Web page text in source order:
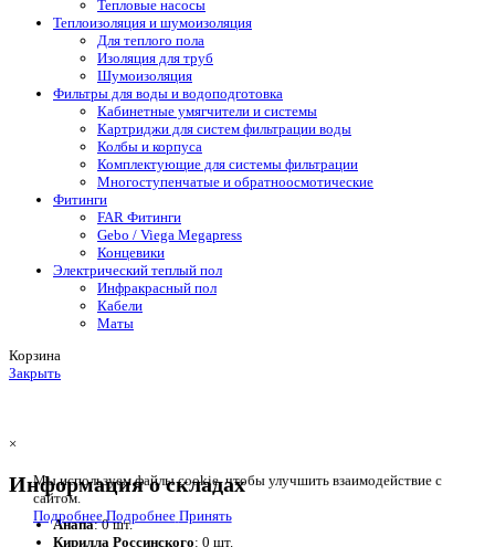
Тепловые насосы
Теплоизоляция и шумоизоляция
Для теплого пола
Изоляция для труб
Шумоизоляция
Фильтры для воды и водоподготовка
Кабинетные умягчители и системы
Картриджи для систем фильтрации воды
Колбы и корпуса
Комплектующие для системы фильтрации
Многоступенчатые и обратноосмотические
Фитинги
FAR Фитинги
Gebo / Viega Megapress
Концевики
Электрический теплый пол
Инфракрасный пол
Кабели
Маты
Корзина
Закрыть
Мы используем файлы cookie, чтобы улучшить взаимодействие с
сайтом.
ПодробнееПодробнее Принять
×
Информация о складах
Анапа: 0 шт.
Кирилла Россинского: 0 шт.